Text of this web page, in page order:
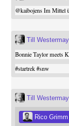
@kaibojensIm Mittel
Till
Bonnie Taylor meets
#startrek #snw
Till
Rico Grimm